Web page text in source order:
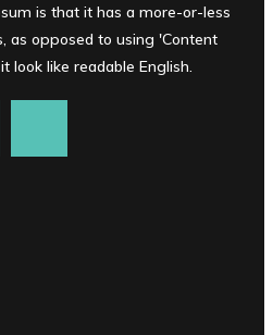
is that it has a more-or-less
as opposed to using 'Content
look like readable English.